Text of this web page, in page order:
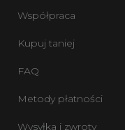
Współpraca
Kupuj taniej
FAQ
Metody płatności
Wysyłka i zwroty